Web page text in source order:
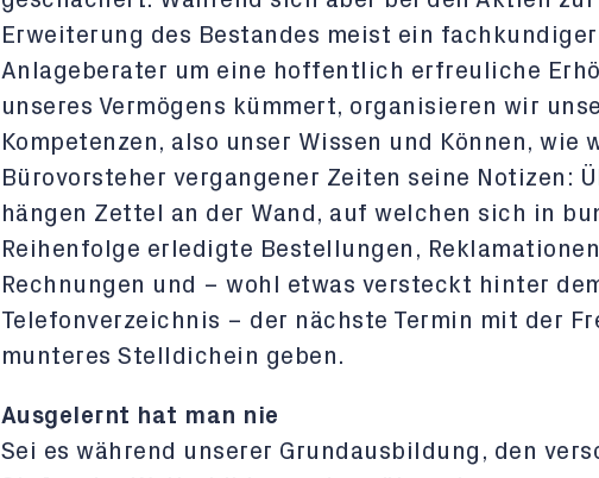
Erweiterung des Bestandes meist ein fachkundiger
Anlageberater um eine hoffentlich erfreuliche
unseres Vermögens kümmert, organisieren wir
Kompetenzen, also unser Wissen und Können, wie
Bürovorsteher vergangener Zeiten seine Notizen:
hängen Zettel an der Wand, auf welchen sich in
Reihenfolge erledigte Bestellungen,
Rechnungen und – wohl etwas versteckt hinter
Telefonverzeichnis – der nächste Termin mit der
munteres Stelldichein geben.
Ausgelernt hat man nie
Sei es während unserer Grundausbildung, den